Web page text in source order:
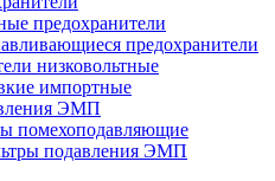
предохранители
предохранители
низковольтные
импортные
ЭМП
помехоподавляющие
подавления ЭМП